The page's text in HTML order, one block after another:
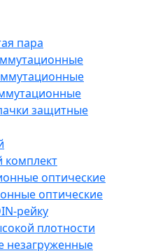
пара
защитные
комплект
оптические
оптические
рейку
плотности
незагруженные